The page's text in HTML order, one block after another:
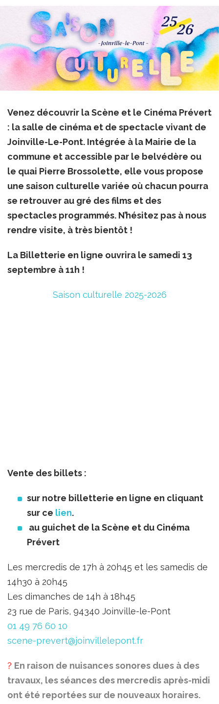
Venez découvrir la Scène et le Cinéma Prévert
: la salle de cinéma et de spectacle vivant de
Joinville-Le-Pont. Intégrée à la Mairie de la
commune et accessible par le belvédère ou
le quai Pierre Brossolette, elle vous propose
une saison culturelle variée où chacun pourra
se retrouver au gré des films et des
spectacles programmés. N’hésitez pas à nous
rendre visite, à très bientôt !
La Billetterie en ligne ouvrira le samedi 13
septembre à 11h !
Saison culturelle 2025-2026
Vente des billets :
sur notre billetterie en ligne en cliquant
sur ce lien.
au guichet de la Scène et du Cinéma
Prévert
Les mercredis de 17h à 20h45 et les samedis de
14h30 à 20h45
Les dimanches de 14h à 18h45
23 rue de Paris, 94340 Joinville-le-Pont
01 49 76 60 10
scene-prevert@joinvillelepont.fr
? En raison de nuisancessonores dues à des
travaux, les séances des mercredis après-midi
ont été reportées sur de nouveaux horaires.